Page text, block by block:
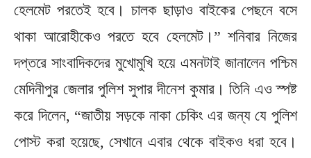
হেলমেট পরতেই হবে। চালক ছাড়াও বাইকের পেছনে বসে
থাকা আরোহীকেও পরতে হবে হেলমেট।” শনিবার নিজের
দপ্তরে সাংবাদিকদের মুখোমুখি হয়ে এমনটাই জানালেন পশ্চিম
মেদিনীপুর জেলার পুলিশ সুপার দীনেশ কুমার। তিনি এও স্পষ্ট
করে দিলেন, “জাতীয় সড়কে নাকা চেকিং এর জন্য যে পুলিশ
পোস্ট করা হয়েছে, সেখানে এবার থেকে বাইকও ধরা হবে।